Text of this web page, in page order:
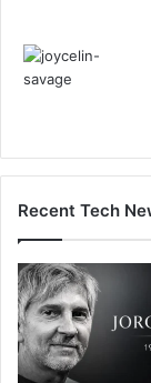
Recent Tech